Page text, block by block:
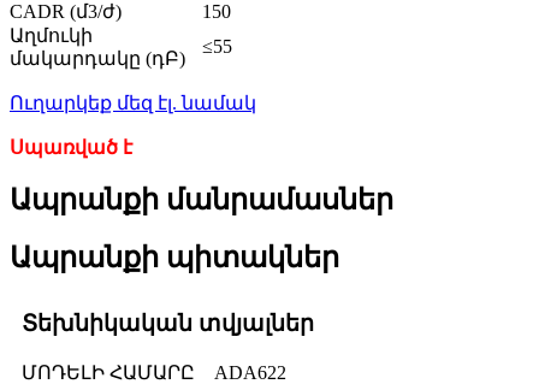
CADR (մ3/ժ)
150
Աղմուկի
մակարդակը (դԲ)
≤55
Ուղարկեք մեզ էլ. նամակ
Սպառված է
Ապրանքի մանրամասներ
Ապրանքի պիտակներ
Տեխնիկական տվյալներ
ՄՈԴԵԼԻ ՀԱՄԱՐԸ
ADA622